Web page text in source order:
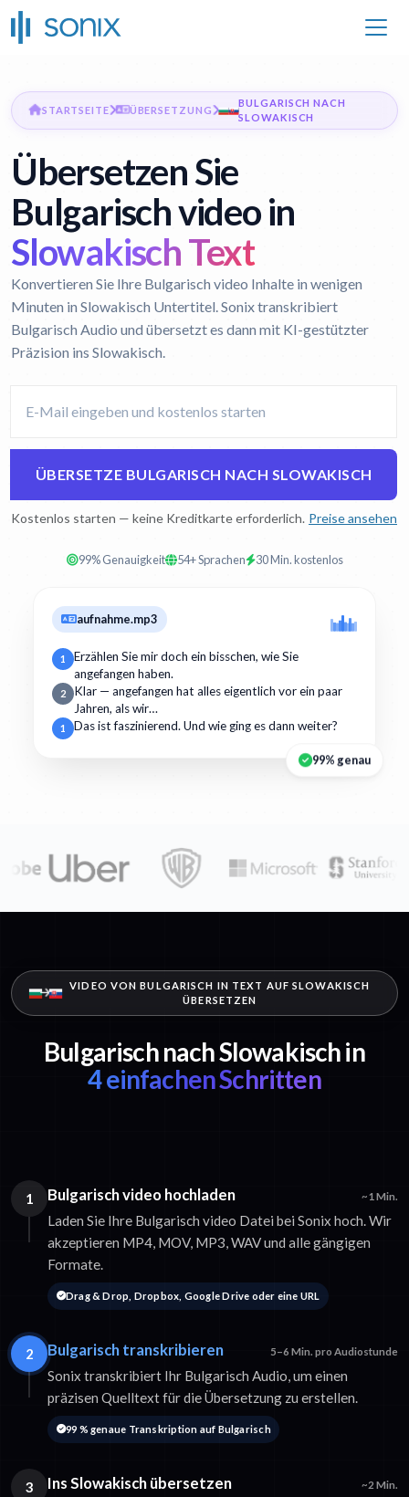
STARTSEITE ÜBERSETZUNG
BULGARISCH NACH
SLOWAKISCH
Übersetzen Sie
Bulgarisch video in
Slowakisch Text
Konvertieren Sie Ihre Bulgarisch video Inhalte in wenigen
Minuten in Slowakisch Untertitel. Sonix transkribiert
Bulgarisch Audio und übersetzt es dann mit KI-gestützter
Präzision ins Slowakisch.
ÜBERSETZE BULGARISCH NACH SLOWAKISCH
Kostenlos starten — keine Kreditkarte erforderlich. Preise ansehen
99% Genauigkeit 54+ Sprachen 30 Min. kostenlos
aufnahme.mp3
1
Erzählen Sie mir doch ein bisschen, wie Sie
angefangen haben.
2
Klar — angefangen hat alles eigentlich vor ein paar
Jahren, als wir…
1 Das ist faszinierend. Und wie ging es dann weiter?
99% genau
VIDEO VON BULGARISCH IN TEXT AUF SLOWAKISCH
ÜBERSETZEN
Bulgarisch nach Slowakisch in
4 einfachen Schritten
1 Bulgarisch video hochladen ~1 Min.
Laden Sie Ihre Bulgarisch video Datei bei Sonix hoch. Wir
akzeptieren MP4, MOV, MP3, WAV und alle gängigen
Formate.
Drag & Drop, Dropbox, Google Drive oder eine URL
2 Bulgarisch transkribieren 5–6 Min. pro Audiostunde
Sonix transkribiert Ihr Bulgarisch Audio, um einen
präzisen Quelltext für die Übersetzung zu erstellen.
99 % genaue Transkription auf Bulgarisch
3 Ins Slowakisch übersetzen ~2 Min.